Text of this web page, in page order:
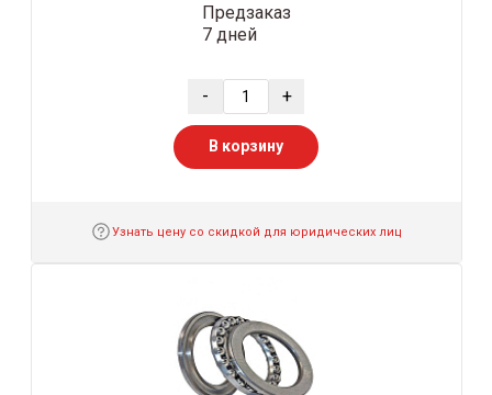
Предзаказ
7 дней
- +
В корзину
Узнать цену со скидкой для юридических лиц